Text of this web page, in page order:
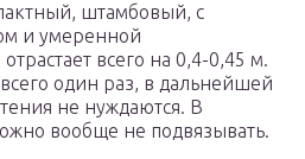
штамбовый, с
и умеренной
всего на 0,4-0,45 м.
один раз, в дальнейшей
не нуждаются. В
вообще не подвязывать.